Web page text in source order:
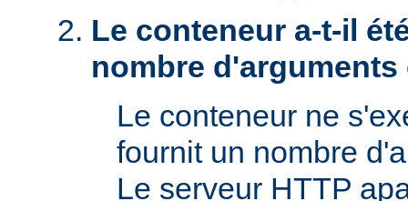
Le conteneur a-t-il
nombre
Le conteneur ne
fournit un nombre
Le serveur HTTP